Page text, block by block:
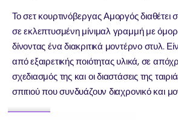
Το σετ κουρτινόβεργας Αμοργός διαθέτει
σε εκλεπτυσμένη μίνιμαλ γραμμή με
δίνοντας ένα διακριτικά μοντέρνο στυλ.
από εξαιρετικής ποιότητας υλικά, σε
σχεδιασμός της και οι διαστάσεις της
σπιτιού που συνδυάζουν διαχρονικό και